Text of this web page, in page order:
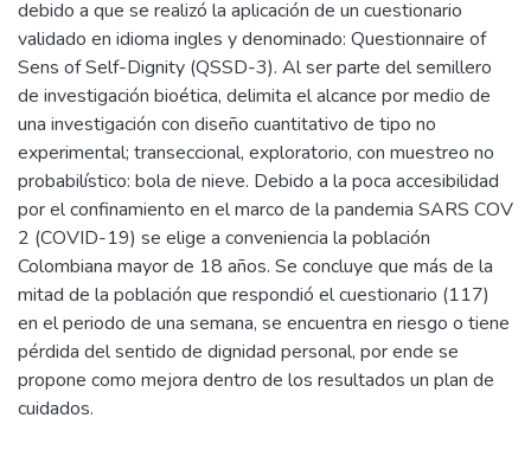
debido a que se realizó la aplicación de un cuestionario
validado en idioma ingles y denominado: Questionnaire of
Sens of Self-Dignity (QSSD-3). Al ser parte del semillero
de investigación bioética, delimita el alcance por medio de
una investigación con diseño cuantitativo de tipo no
experimental; transeccional, exploratorio, con muestreo no
probabilístico: bola de nieve. Debido a la poca accesibilidad
por el confinamiento en el marco de la pandemia SARS COV
2 (COVID-19) se elige a conveniencia la población
Colombiana mayor de 18 años. Se concluye que más de la
mitad de la población que respondió el cuestionario (117)
en el periodo de una semana, se encuentra en riesgo o tiene
pérdida del sentido de dignidad personal, por ende se
propone como mejora dentro de los resultados un plan de
cuidados.